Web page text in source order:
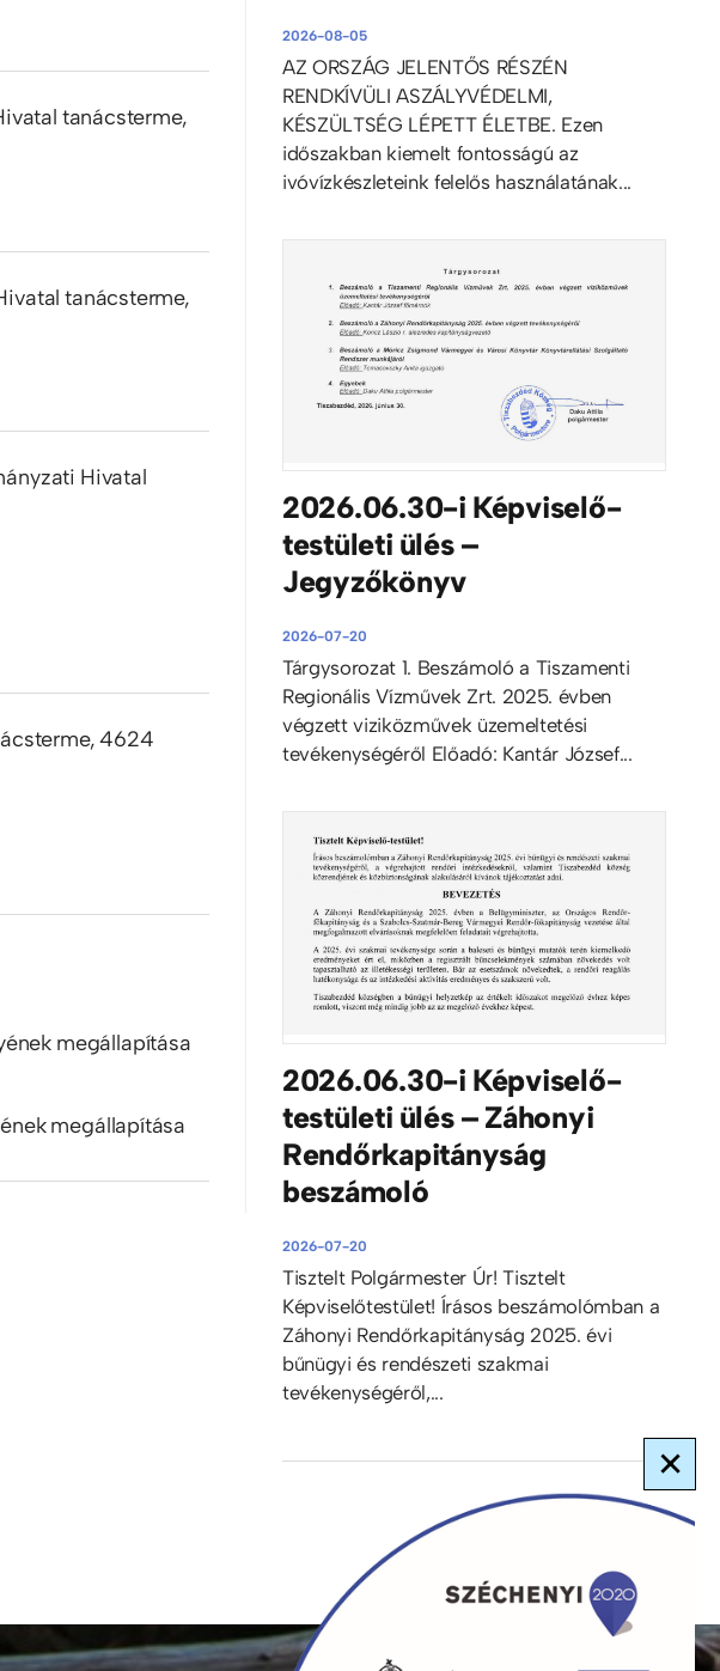
tanácsterme,
tanácsterme,
Hivatal
4624
megállapítása
megállapítása
2026-08-05
AZ ORSZÁG JELENTŐS RÉSZÉN
RENDKÍVÜLI ASZÁLYVÉDELMI,
KÉSZÜLTSÉG LÉPETT ÉLETBE. Ezen
időszakban kiemelt fontosságú az
ivóvízkészleteink felelős használatának...
2026.06.30-i Képviselő-
testületi ülés –
Jegyzőkönyv
2026-07-20
Tárgysorozat 1. Beszámoló a Tiszamenti
Regionális Vízművek Zrt. 2025. évben
végzett viziközművek üzemeltetési
tevékenységéről Előadó: Kantár József...
2026.06.30-i Képviselő-
testületi ülés – Záhonyi
Rendőrkapitányság
beszámoló
2026-07-20
Tisztelt Polgármester Úr! Tisztelt
Képviselőtestület! Írásos beszámolómban a
Záhonyi Rendőrkapitányság 2025. évi
bűnügyi és rendészeti szakmai
tevékenységéről,...
×